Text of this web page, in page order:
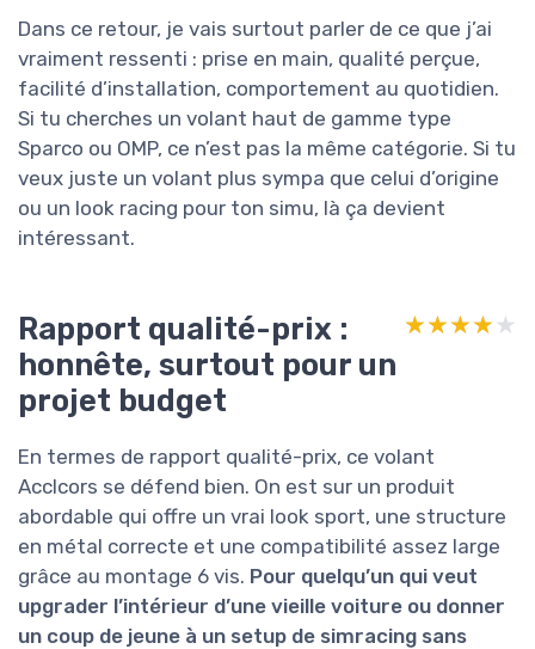
Dans ce retour, je vais surtout parler de ce que j’ai
vraiment ressenti : prise en main, qualité perçue,
facilité d’installation, comportement au quotidien.
Si tu cherches un volant haut de gamme type
Sparco ou OMP, ce n’est pas la même catégorie. Si tu
veux juste un volant plus sympa que celui d’origine
ou un look racing pour ton simu, là ça devient
intéressant.
Rapport qualité-prix :
honnête, surtout pour un
projet budget
★★★★★
★★★★★
En termes de rapport qualité-prix, ce volant
Acclcors se défend bien. On est sur un produit
abordable qui offre un vrai look sport, une structure
en métal correcte et une compatibilité assez large
grâce au montage 6 vis. Pour quelqu’un qui veut
upgrader l’intérieur d’une vieille voiture ou donner
un coup de jeune à un setup de simracing sans